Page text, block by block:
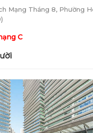
Mạng Tháng 8, Phường
C